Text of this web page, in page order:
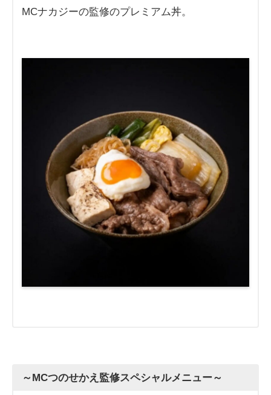
MCナカジーの監修のプレミアム丼。
～MCつのせかえ監修スペシャルメニュー～